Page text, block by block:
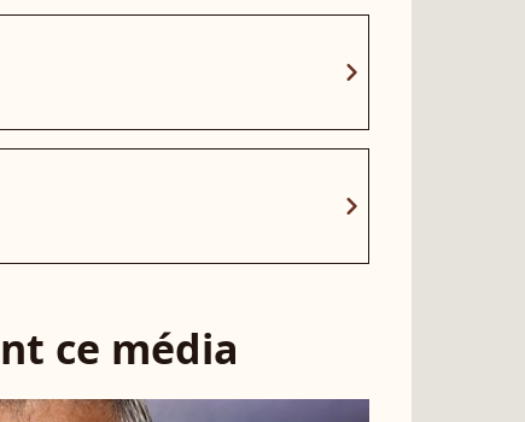
chevron_right
chevron_right
ce média